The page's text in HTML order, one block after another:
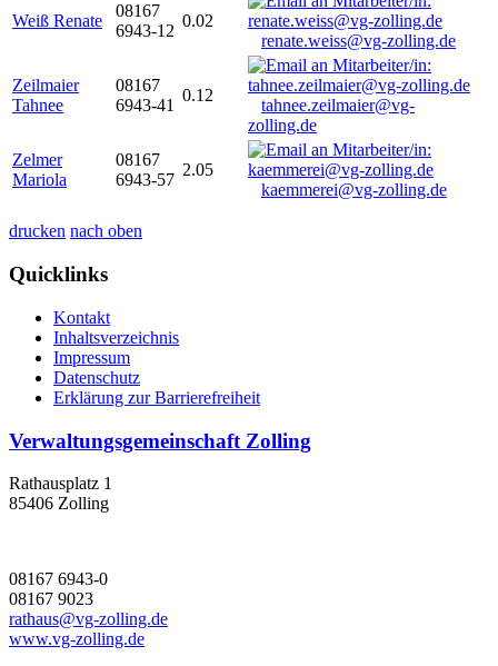
Weiß Renate
08167
6943-12
0.02
renate.weiss@vg-zolling.de
Zeilmaier
Tahnee
08167
6943-41
0.12
tahnee.zeilmaier@vg-
zolling.de
Zelmer
Mariola
08167
6943-57
2.05
kaemmerei@vg-zolling.de
drucken nach oben
Quicklinks
Kontakt
Inhaltsverzeichnis
Impressum
Datenschutz
Erklärung zur Barrierefreiheit
Verwaltungsgemeinschaft Zolling
Rathausplatz 1
85406 Zolling
08167 6943-0
08167 9023
rathaus@vg-zolling.de
www.vg-zolling.de